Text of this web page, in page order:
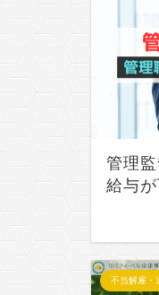
管理
給与
不当解雇・